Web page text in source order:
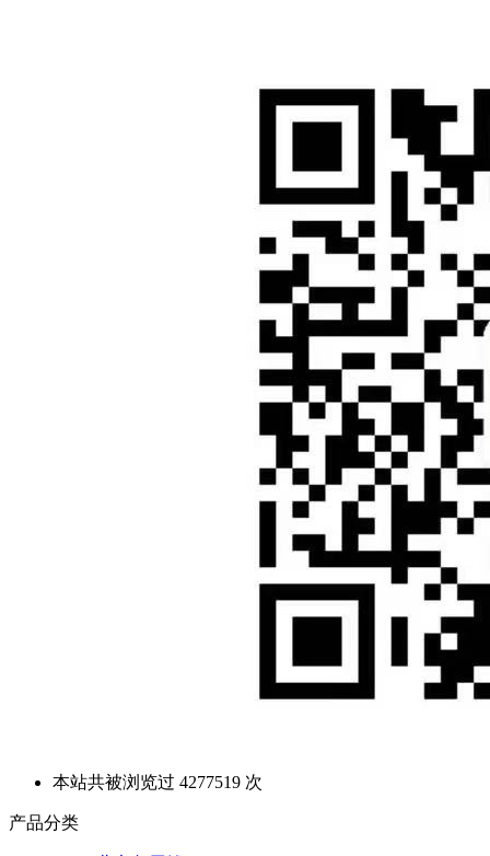
本站共被浏览过 4277519 次
产品分类